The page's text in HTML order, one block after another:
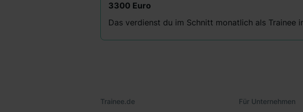
3300 Euro
Das verdienst du im Schnitt monatlich als Trainee
Trainee.de Für Unternehmen